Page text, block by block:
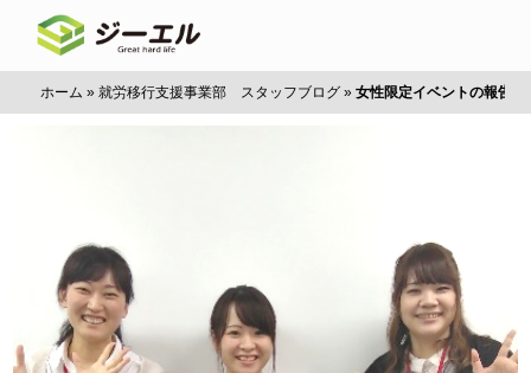
ホーム »就労移行支援事業部 スタッフブログ »女性限定イベントの報告